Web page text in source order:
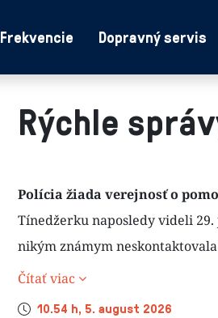
Frekvencie Dopravný servis
Rýchle
Čas
10.54 h, 5. august 2026
Polícia žiada verejnosť o
Tínedžerku naposledy videli 29.
nikým známym
Čítať viac